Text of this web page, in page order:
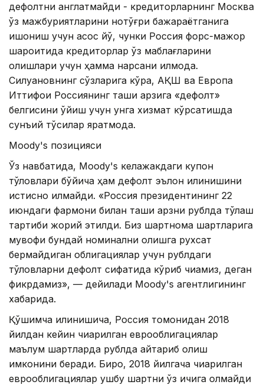
дефолтни англатмайди - кредиторларнинг Москва
ўз мажбуриятларини нотўғри бажараётганига
ишониш учун асос йўқ, чунки Россия форс-мажор
шароитида кредиторлар ўз маблағларини
олишлари учун ҳамма нарсани қилмоқда.
Силуановнинг сўзларига кўра, АҚШ ва Европа
Иттифоқи Россиянинг ташқи қарзига «дефолт»
белгисини қўйиш учун унга хизмат кўрсатишда
сунъий тўсиқлар яратмоқда.
Moody's позицияси
Ўз навбатида, Moody's келажакдаги купон
тўловлари бўйича ҳам дефолт эълон қилинишини
истисно қилмайди. «Россия президентининг 22
июндаги фармони билан ташқи қарзни рублда тўлаш
тартиби жорий этилди. Биз шартнома шартларига
мувофиқ бундай номинални олишга рухсат
бермайдиган облигациялар учун рублдаги
тўловларни дефолт сифатида кўриб чиқамиз, деган
фикрдамиз», — дейилади Moody's агентлигининг
хабарида.
Қўшимча қилинишича, Россия томонидан 2018
йилдан кейин чиқарилган еврооблигациялар
маълум шартларда рублда қайтариб олиш
имконини беради. Бироқ, 2018 йилгача чиқарилган
еврооблигациялар ушбу шартни ўз ичига олмайди